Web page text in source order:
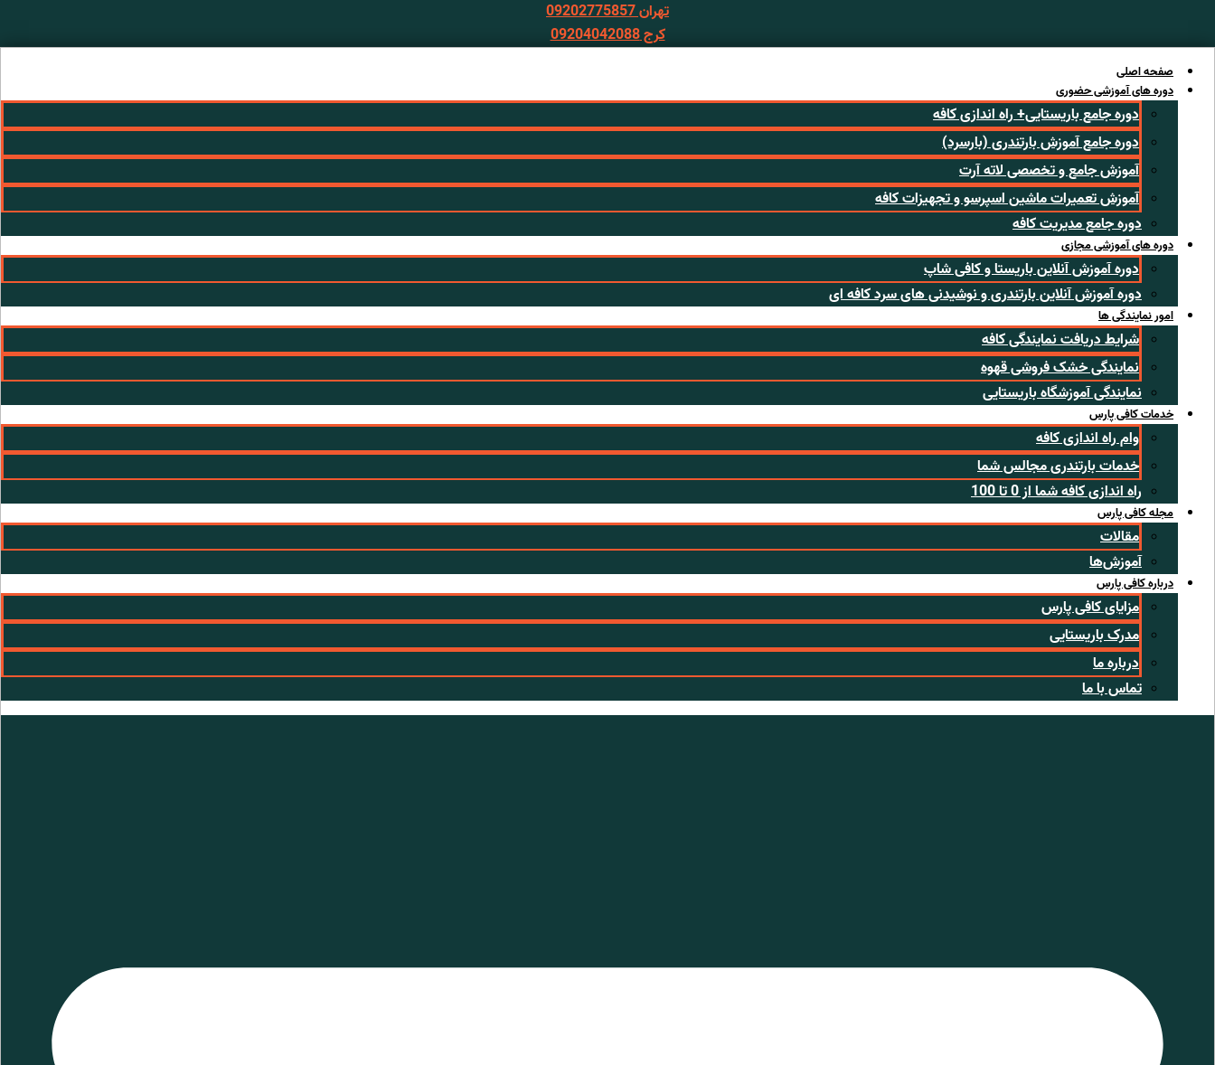
تهران 09202775857
کرج 09204042088
صفحه اصلی
دوره های آموزشی حضوری
دوره جامع باریستایی+ راه اندازی کافه
دوره جامع آموزش بارتندری (بارسرد)
آموزش جامع و تخصصی لاته آرت
آموزش تعمیرات ماشین اسپرسو و تجهیزات کافه
دوره جامع مدیریت کافه
دوره های آموزشی مجازی
دوره آموزش آنلاین باریستا و کافی شاپ
دوره آموزش آنلاین بارتندری و نوشیدنی های سرد کافه ای
امور نمایندگی ها
شرایط دریافت نمایندگی کافه
نمایندگی خشک فروشی قهوه
نمایندگی آموزشگاه باریستایی
خدمات کافی پارس
وام راه اندازی کافه
خدمات بارتندری مجالس شما
راه اندازی کافه شما از 0 تا 100
مجله کافی پارس
مقالات
آموزش‌ها
درباره کافی پارس
مزایای کافی پارس
مدرک باریستایی
درباره ما
تماس با ما